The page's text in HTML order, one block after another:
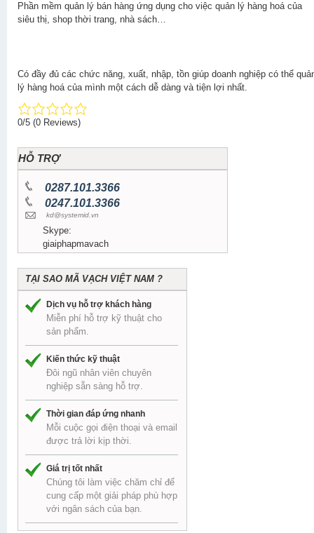
Phần mềm quản lý bán hàng ứng dụng cho việc quản lý hàng hoá của
siêu thị, shop thời trang, nhà sách…
Có đầy đủ các chức năng, xuất, nhập, tồn giúp doanh nghiệp có thể
lý hàng hoá của mình một cách dễ dàng và tiện lợi nhất.
0/5 (0 Reviews)
HỖ TRỢ
0287.101.3366
0247.101.3366
kd@systemid.vn
Skype:
giaiphapmavach
TẠI SAO MÃ VẠCH VIỆT NAM ?
Dịch vụ hỗ trợ khách hàng
Miễn phí hỗ trợ kỹ thuật cho
sản phẩm.
Kiến thức kỹ thuật
Đôi ngũ nhân viên chuyên
nghiệp sẵn sàng hỗ trợ.
Thời gian đáp ứng nhanh
Mỗi cuộc gọi điện thoại và email
được trả lời kịp thời.
Giá trị tốt nhất
Chúng tôi làm việc chăm chỉ để
cung cấp một giải pháp phù hợp
với ngân sách của bạn.